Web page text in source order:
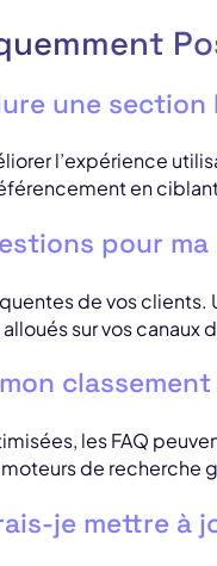
une section
l’expérience
en
pour ma
de vos
sur vos canaux
classement
les FAQ
de recherche
je mettre à